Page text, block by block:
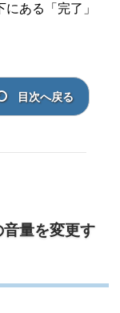
ある「完了」
目次へ戻る
音量を変更す